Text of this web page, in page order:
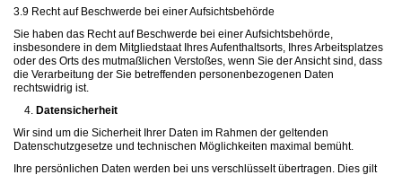
3.9 Recht auf Beschwerde bei einer Aufsichtsbehörde
Sie haben das Recht auf Beschwerde bei einer Aufsichtsbehörde,
insbesondere in dem Mitgliedstaat Ihres Aufenthaltsorts, Ihres Arbeitsplatzes
oder des Orts des mutmaßlichen Verstoßes, wenn Sie der Ansicht sind, dass
die Verarbeitung der Sie betreffenden personenbezogenen Daten
rechtswidrig ist.
Datensicherheit
Wir sind um die Sicherheit Ihrer Daten im Rahmen der geltenden
Datenschutzgesetze und technischen Möglichkeiten maximal bemüht.
Ihre persönlichen Daten werden bei uns verschlüsselt übertragen. Dies gilt